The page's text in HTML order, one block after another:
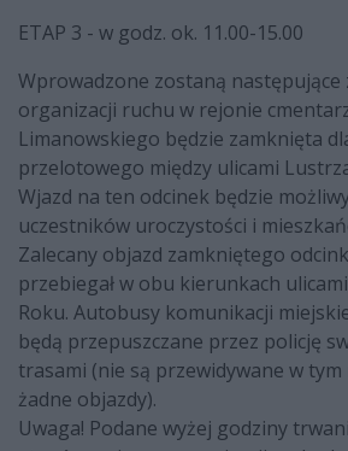
ETAP 3 - w godz. ok. 11.00-15.00
Wprowadzone zostaną następujące
organizacji ruchu w rejonie
Limanowskiego będzie zamknięta
przelotowego między ulicami
Wjazd na ten odcinek będzie
uczestników uroczystości i
Zalecany objazd zamkniętego
przebiegał w obu kierunkach
Roku. Autobusy komunikacji
będą przepuszczane przez policję
trasami (nie są przewidywane w
żadne objazdy).
Uwaga! Podane wyżej godziny